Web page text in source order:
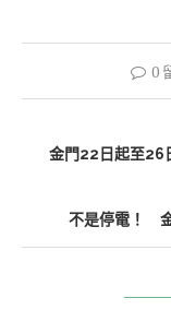
0
金門22日起至26
不是停電！